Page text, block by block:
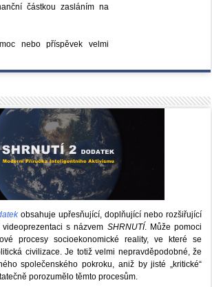
částkou zasláním na
nebo příspěvek velmi
obsahuje upřesňující, doplňující nebo rozšiřující
s názvem SHRNUTÍ. Může pomoci
procesy socioekonomické reality, ve které se
civilizace. Je totiž velmi nepravděpodobné, že
společenského pokroku, aniž by jisté „kritické“
porozumělo těmto procesům.